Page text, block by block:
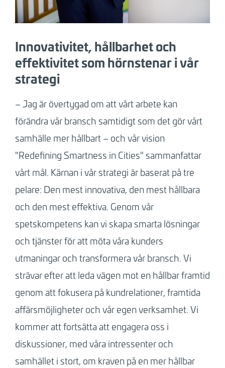
Innovativitet, hållbarhet och
effektivitet som hörnstenar i vår
strategi
– Jag är övertygad om att vårt arbete kan
förändra vår bransch samtidigt som det gör vårt
samhälle mer hållbart – och vår vision
"Redefining Smartness in Cities" sammanfattar
vårt mål. Kärnan i vår strategi är baserat på tre
pelare: Den mest innovativa, den mest hållbara
och den mest effektiva. Genom vår
spetskompetens kan vi skapa smarta lösningar
och tjänster för att möta våra kunders
utmaningar och transformera vår bransch. Vi
strävar efter att leda vägen mot en hållbar framtid
genom att fokusera på kundrelationer, framtida
affärsmöjligheter och vår egen verksamhet. Vi
kommer att fortsätta att engagera oss i
diskussioner, med våra intressenter och
samhället i stort, om kraven på en mer hållbar